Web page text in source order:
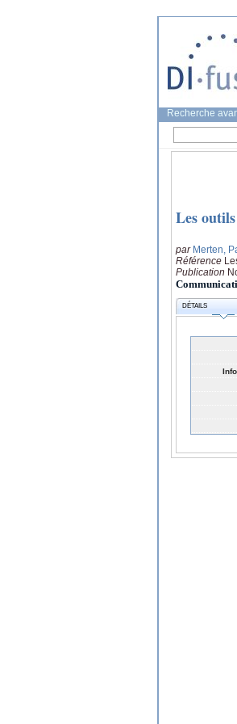
Recherche
Les
par Merten,
Référence
Publication
DÉTAILS